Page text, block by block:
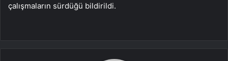
çalışmaların sürdüğü bildirildi.